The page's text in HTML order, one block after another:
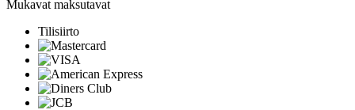
Mukavat maksutavat
Tilisiirto